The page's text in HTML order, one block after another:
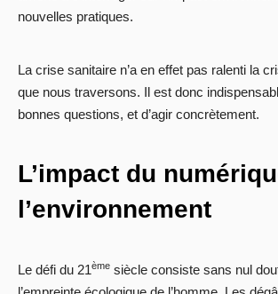
nouvelles pratiques.
La crise sanitaire n’a en effet pas ralenti la
que nous traversons. Il est donc
bonnes questions, et d’agir concrètement.
L’impact du
l’environnement
Le défi du 21ème siècle consiste sans nul